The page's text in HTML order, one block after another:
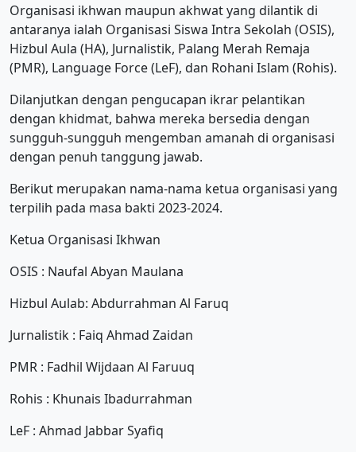
Organisasi ikhwan maupun akhwat yang dilantik di
antaranya ialah Organisasi Siswa Intra Sekolah (OSIS),
Hizbul Aula (HA), Jurnalistik, Palang Merah Remaja
(PMR), Language Force (LeF), dan Rohani Islam (Rohis).
Dilanjutkan dengan pengucapan ikrar pelantikan
dengan khidmat, bahwa mereka bersedia dengan
sungguh-sungguh mengemban amanah di organisasi
dengan penuh tanggung jawab.
Berikut merupakan nama-nama ketua organisasi yang
terpilih pada masa bakti 2023-2024.
Ketua Organisasi Ikhwan
OSIS : Naufal Abyan Maulana
Hizbul Aulab: Abdurrahman Al Faruq
Jurnalistik : Faiq Ahmad Zaidan
PMR : Fadhil Wijdaan Al Faruuq
Rohis : Khunais Ibadurrahman
LeF : Ahmad Jabbar Syafiq